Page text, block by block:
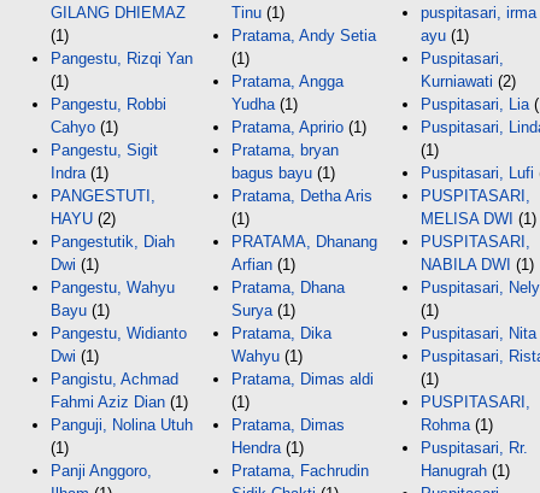
GILANG DHIEMAZ
(1)
Pangestu, Rizqi Yan
(1)
Pangestu, Robbi
Cahyo (1)
Pangestu, Sigit
Indra (1)
PANGESTUTI,
HAYU (2)
Pangestutik, Diah
Dwi (1)
Pangestu, Wahyu
Bayu (1)
Pangestu, Widianto
Dwi (1)
Pangistu, Achmad
Fahmi Aziz Dian (1)
Panguji, Nolina Utuh
(1)
Panji Anggoro,
Tinu (1)
Pratama, Andy Setia
(1)
Pratama, Angga
Yudha (1)
Pratama, Apririo (1)
Pratama, bryan
bagus bayu (1)
Pratama, Detha Aris
(1)
PRATAMA, Dhanang
Arfian (1)
Pratama, Dhana
Surya (1)
Pratama, Dika
Wahyu (1)
Pratama, Dimas aldi
(1)
Pratama, Dimas
Hendra (1)
Pratama, Fachrudin
puspitasari, irma
ayu (1)
Puspitasari,
Kurniawati (2)
Puspitasari, Lia
Puspitasari,
(1)
Puspitasari, Lufi
PUSPITASARI,
MELISA DWI (1)
PUSPITASARI,
NABILA DWI (1)
Puspitasari, Nely
(1)
Puspitasari, Nita
Puspitasari,
(1)
PUSPITASARI,
Rohma (1)
Puspitasari, Rr.
Hanugrah (1)